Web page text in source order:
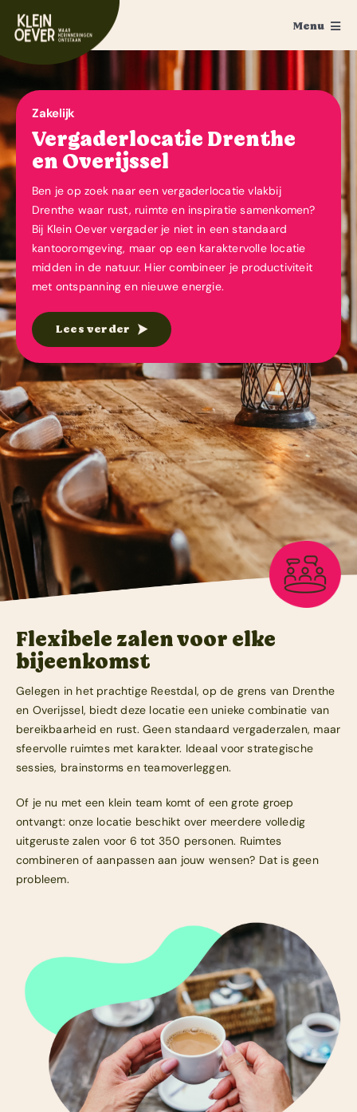
naar
inhoud
Menu
Home
Feesten
Trouwen
Ponykamp
Groepsaccommodatie
Survivalkamp
Schoolkamp
Zakelijk
Contact
Zakelijk
Vergaderlocatie Drenthe
en Overijssel
Ben je op zoek naar een vergaderlocatie vlakbij
Drenthe waar rust, ruimte en inspiratie samenkomen?
Bij Klein Oever vergader je niet in een standaard
kantooromgeving, maar op een karaktervolle locatie
midden in de natuur. Hier combineer je productiviteit
met ontspanning en nieuwe energie.
Lees verder
Flexibele zalen voor elke
bijeenkomst
Gelegen in het prachtige Reestdal, op de grens van Drenthe
en Overijssel, biedt deze locatie een unieke combinatie van
bereikbaarheid en rust. Geen standaard vergaderzalen, maar
sfeervolle ruimtes met karakter. Ideaal voor strategische
sessies, brainstorms en teamoverleggen.
Of je nu met een klein team komt of een grote groep
ontvangt: onze locatie beschikt over meerdere volledig
uitgeruste zalen voor 6 tot 350 personen. Ruimtes
combineren of aanpassen aan jouw wensen? Dat is geen
probleem.